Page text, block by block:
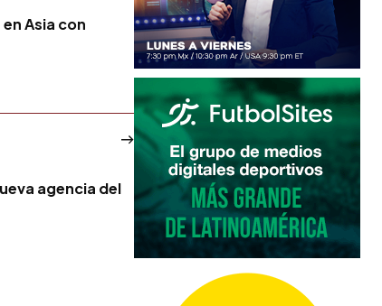
Asia con
agencia del